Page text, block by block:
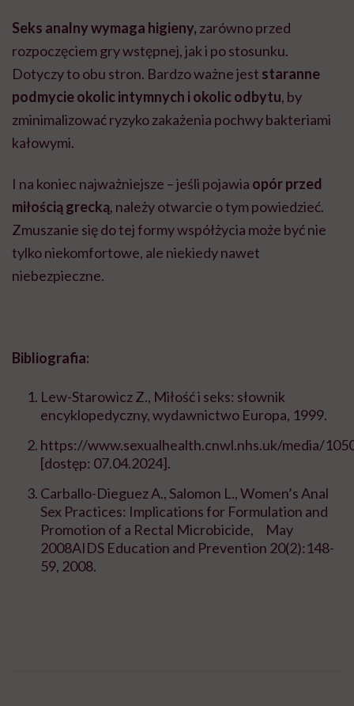
Seks analny wymaga higieny, zarówno przed
rozpoczęciem gry wstępnej, jak i po stosunku.
Dotyczy to obu stron. Bardzo ważne jest staranne
podmycie okolic intymnych i okolic odbytu, by
zminimalizować ryzyko zakażenia pochwy bakteriami
kałowymi.
I na koniec najważniejsze – jeśli pojawia opór przed
miłością grecką, należy otwarcie o tym powiedzieć.
Zmuszanie się do tej formy współżycia może być nie
tylko niekomfortowe, ale niekiedy nawet
niebezpieczne.
Bibliografia:
Lew-Starowicz Z., Miłość i seks: słownik
encyklopedyczny, wydawnictwo Europa, 1999.
https://www.sexualhealth.cnwl.nhs.uk/media/
[dostęp: 07.04.2024].
Carballo-Dieguez A., Salomon L., Women’s Anal
Sex Practices: Implications for Formulation and
Promotion of a Rectal Microbicide, May
2008AIDS Education and Prevention 20(2):148-
59, 2008.